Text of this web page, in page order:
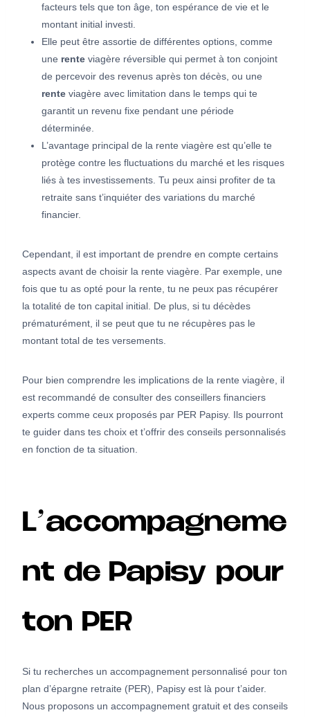
facteurs tels que ton âge, ton espérance de vie et le
montant initial investi.
Elle peut être assortie de différentes options, comme
une rente viagère réversible qui permet à ton conjoint
de percevoir des revenus après ton décès, ou une
rente viagère avec limitation dans le temps qui te
garantit un revenu fixe pendant une période
déterminée.
L’avantage principal de la rente viagère est qu’elle te
protège contre les fluctuations du marché et les risques
liés à tes investissements. Tu peux ainsi profiter de ta
retraite sans t’inquiéter des variations du marché
financier.
Cependant, il est important de prendre en compte certains
aspects avant de choisir la rente viagère. Par exemple, une
fois que tu as opté pour la rente, tu ne peux pas récupérer
la totalité de ton capital initial. De plus, si tu décèdes
prématurément, il se peut que tu ne récupères pas le
montant total de tes versements.
Pour bien comprendre les implications de la rente viagère, il
est recommandé de consulter des conseillers financiers
experts comme ceux proposés par PER Papisy. Ils pourront
te guider dans tes choix et t’offrir des conseils personnalisés
en fonction de ta situation.
L’accompagneme
nt de Papisy pour
ton PER
Si tu recherches un accompagnement personnalisé pour ton
plan d’épargne retraite (PER), Papisy est là pour t’aider.
Nous proposons un accompagnement gratuit et des conseils